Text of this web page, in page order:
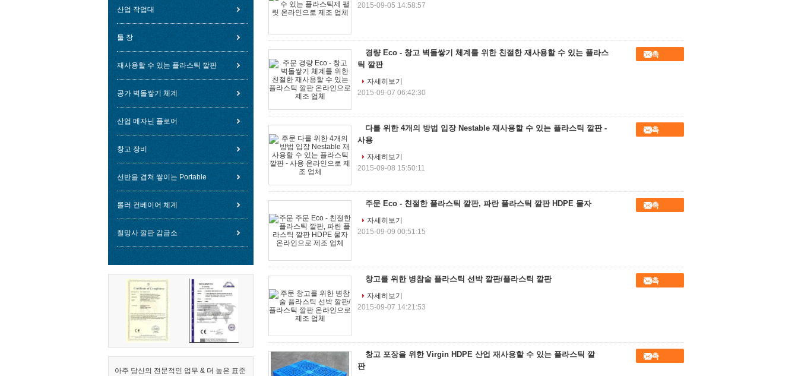
산업 작업대
툴 장
재사용할 수 있는 플라스틱 깔판
공가 벽돌쌓기 체계
산업 메자닌 플로어
창고 장비
선반을 겹쳐 쌓이는 Portable
롤러 컨베이어 체계
철망사 깔판 감금소
아주 당신의 전문적인 업무 & 더 높은 표준
2015-09-05 14:58:57
경량 Eco - 창고 벽돌쌓기 체계를 위한 친절한 재사용할 수 있는 플라스
틱 깔판
접촉
자세히보기
2015-09-07 06:42:30
다를 위한 4개의 방법 입장 Nestable 재사용할 수 있는 플라스틱 깔판 -
사용
접촉
자세히보기
2015-09-08 15:50:11
주문 Eco - 친절한 플라스틱 깔판, 파란 플라스틱 깔판 HDPE 물자 접촉
자세히보기
2015-09-09 00:51:15
창고를 위한 병참술 플라스틱 선박 깔판/플라스틱 깔판 접촉
자세히보기
2015-09-07 14:21:53
창고 포장을 위한 Virgin HDPE 산업 재사용할 수 있는 플라스틱 깔
판
접촉